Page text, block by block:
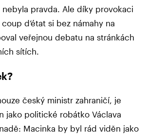
pravda. Ale díky provokaci
d’état si bez námahy na
veřejnou debatu na stránkách
sítích.
český ministr zahraničí, je
jako politické robátko Václava
Macinka by byl rád viděn jako